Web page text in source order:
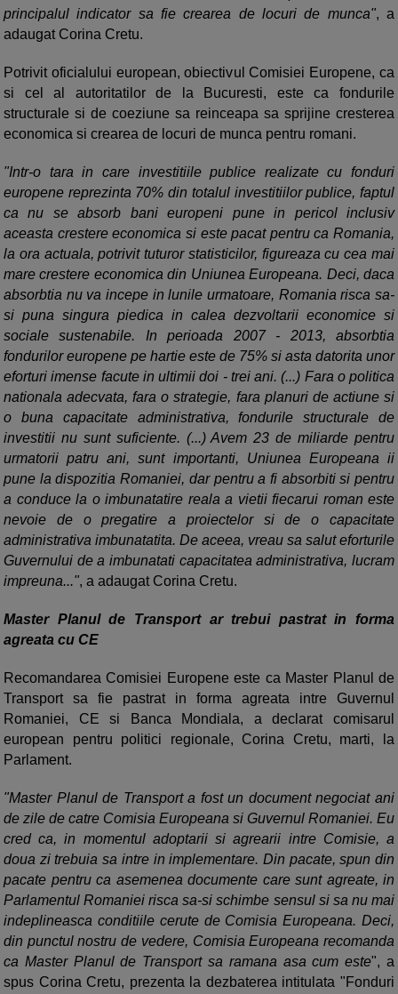
principalul indicator sa fie crearea de locuri de munca", a
adaugat Corina Cretu.
Potrivit oficialului european, obiectivul Comisiei Europene, ca
si cel al autoritatilor de la Bucuresti, este ca fondurile
structurale si de coeziune sa reinceapa sa sprijine cresterea
economica si crearea de locuri de munca pentru romani.
"Intr-o tara in care investitiile publice realizate cu fonduri
europene reprezinta 70% din totalul investitiilor publice, faptul
ca nu se absorb bani europeni pune in pericol inclusiv
aceasta crestere economica si este pacat pentru ca Romania,
la ora actuala, potrivit tuturor statisticilor, figureaza cu cea mai
mare crestere economica din Uniunea Europeana. Deci, daca
absorbtia nu va incepe in lunile urmatoare, Romania risca sa-
si puna singura piedica in calea dezvoltarii economice si
sociale sustenabile. In perioada 2007 - 2013, absorbtia
fondurilor europene pe hartie este de 75% si asta datorita unor
eforturi imense facute in ultimii doi - trei ani. (...) Fara o politica
nationala adecvata, fara o strategie, fara planuri de actiune si
o buna capacitate administrativa, fondurile structurale de
investitii nu sunt suficiente. (...) Avem 23 de miliarde pentru
urmatorii patru ani, sunt importanti, Uniunea Europeana ii
pune la dispozitia Romaniei, dar pentru a fi absorbiti si pentru
a conduce la o imbunatatire reala a vietii fiecarui roman este
nevoie de o pregatire a proiectelor si de o capacitate
administrativa imbunatatita. De aceea, vreau sa salut eforturile
Guvernului de a imbunatati capacitatea administrativa, lucram
impreuna...", a adaugat Corina Cretu.
Master Planul de Transport ar trebui pastrat in forma
agreata cu CE
Recomandarea Comisiei Europene este ca Master Planul de
Transport sa fie pastrat in forma agreata intre Guvernul
Romaniei, CE si Banca Mondiala, a declarat comisarul
european pentru politici regionale, Corina Cretu, marti, la
Parlament.
"Master Planul de Transport a fost un document negociat ani
de zile de catre Comisia Europeana si Guvernul Romaniei. Eu
cred ca, in momentul adoptarii si agrearii intre Comisie, a
doua zi trebuia sa intre in implementare. Din pacate, spun din
pacate pentru ca asemenea documente care sunt agreate, in
Parlamentul Romaniei risca sa-si schimbe sensul si sa nu mai
indeplineasca conditiile cerute de Comisia Europeana. Deci,
din punctul nostru de vedere, Comisia Europeana recomanda
ca Master Planul de Transport sa ramana asa cum este", a
spus Corina Cretu, prezenta la dezbaterea intitulata "Fonduri